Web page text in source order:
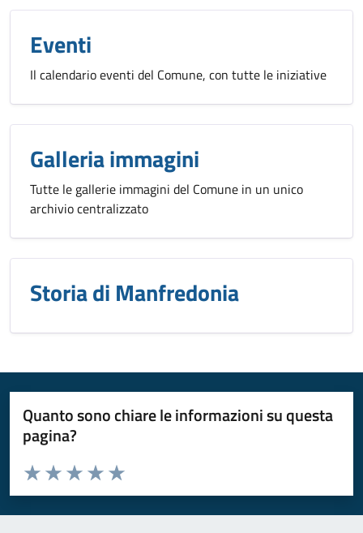
Eventi
Il calendario eventi del Comune, con tutte le iniziative
Galleria immagini
Tutte le gallerie immagini del Comune in un unico
archivio centralizzato
Storia di Manfredonia
Quanto sono chiare le informazioni su questa
pagina?
Valuta da 1 a 5 stelle la pagina
Valuta 5 stelle su 5
Valuta 4 stelle su 5
Valuta 3 stelle su 5
Valuta 2 stelle su 5
Valuta 1 stelle su 5